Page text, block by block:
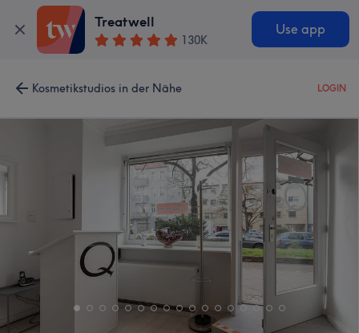
Treatwell
130K
Use app
Kosmetikstudios in der Nähe LOGIN